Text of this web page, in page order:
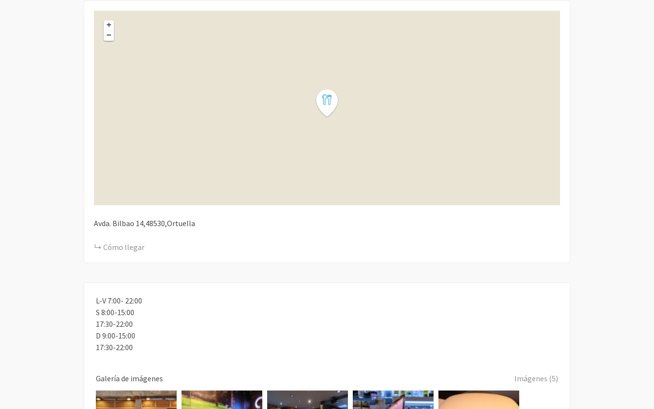
+
−
Avda. Bilbao 14,48530,Ortuella
Cómo llegar
L-V 7:00- 22:00
S 8:00-15:00
17:30-22:00
D 9:00-15:00
17:30-22:00
Galería de imágenes Imágenes (5)